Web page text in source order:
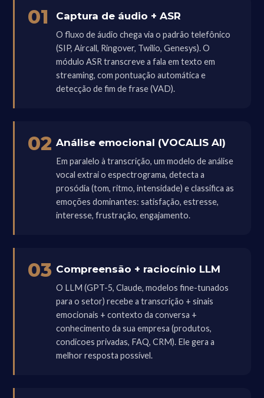
01 Captura de áudio + ASR
O fluxo de áudio chega via o padrão telefônico
(SIP, Aircall, Ringover, Twilio, Genesys). O
módulo ASR transcreve a fala em texto em
streaming, com pontuação automática e
detecção de fim de frase (VAD).
02 Análise emocional (VOCALIS AI)
Em paralelo à transcrição, um modelo de análise
vocal extrai o espectrograma, detecta a
prosódia (tom, ritmo, intensidade) e classifica as
emoções dominantes: satisfação, estresse,
interesse, frustração, engajamento.
03 Compreensão + raciocínio LLM
O LLM (GPT-5, Claude, modelos fine-tunados
para o setor) recebe a transcrição + sinais
emocionais + contexto da conversa +
conhecimento da sua empresa (produtos,
condicoes privadas, FAQ, CRM). Ele gera a
melhor resposta possível.